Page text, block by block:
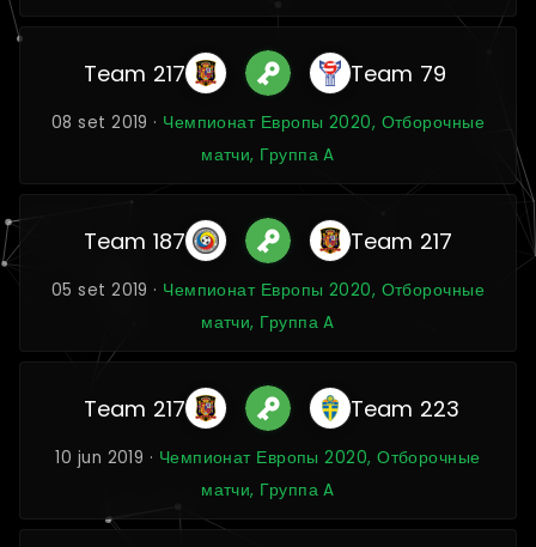
Team 217 Team 79
08 set 2019 · Чемпионат Европы 2020, Отборочные
матчи, Группа A
Team 187 Team 217
05 set 2019 · Чемпионат Европы 2020, Отборочные
матчи, Группа A
Team 217 Team 223
10 jun 2019 · Чемпионат Европы 2020, Отборочные
матчи, Группа A